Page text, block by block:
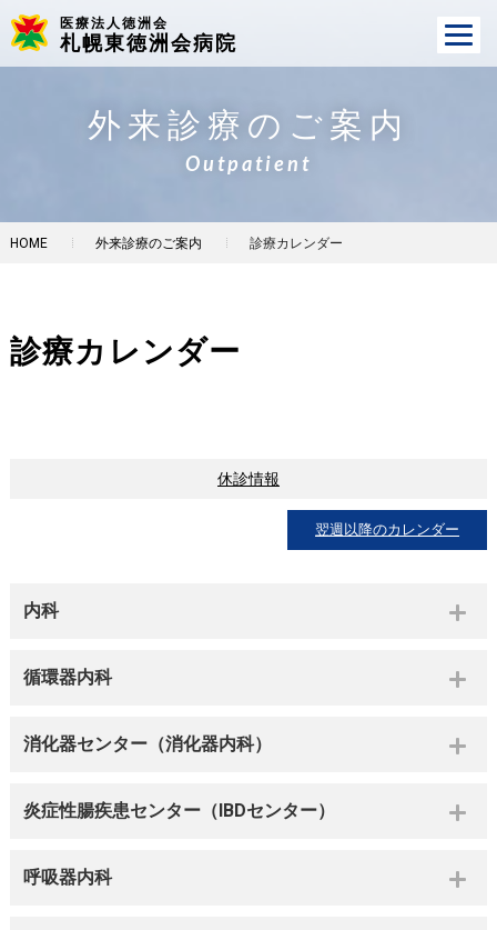
医療法人徳洲会
札幌東徳洲会病院
外来診療のご案内
Outpatient
HOME 外来診療のご案内 診療カレンダー
診療カレンダー
休診情報
翌週以降のカレンダー
内科
循環器内科
消化器センター（消化器内科）
炎症性腸疾患センター（IBDセンター）
呼吸器内科